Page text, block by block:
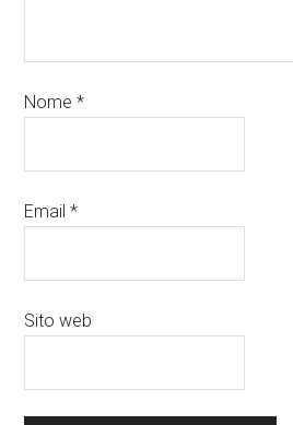
Nome*
Email*
Sito web